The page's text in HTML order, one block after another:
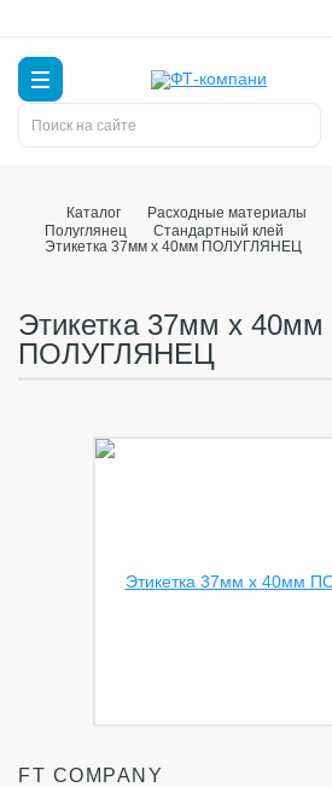
Каталог Расходные материалы
Полуглянец
Стандартный клей
Этикетка 37мм х 40мм ПОЛУГЛЯНЕЦ
Этикетка 37мм х 40мм
ПОЛУГЛЯНЕЦ
FT COMPANY